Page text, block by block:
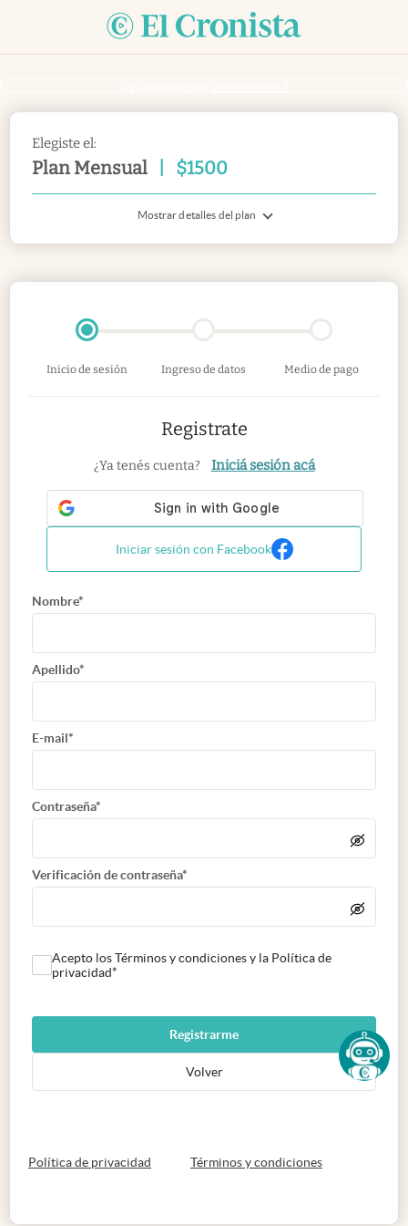
Elegiste el:
Plan Mensual $1500
Mostrar detalles del plan
Inicio de sesión Ingreso de datos Medio de pago
Registrate
¿Ya tenés cuenta? Iniciá sesión acá
Iniciar sesión con Facebook
Nombre*
Apellido*
E-mail*
Contraseña*
Verificación de contraseña*
Acepto los Términos y condiciones y la Política de
privacidad*
Registrarme
Volver
Política de privacidad abre en nueva pestaña
Términos y condicionesabre en nueva